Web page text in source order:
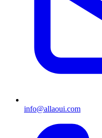
info@allaoui.com